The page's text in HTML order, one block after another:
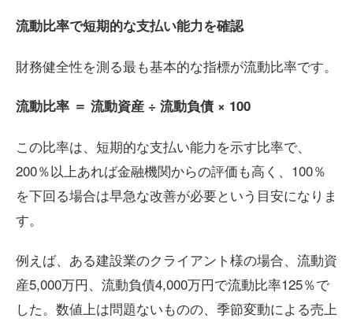
流動比率で短期的な支払い能力を確認
財務健全性を測る最も基本的な指標が流動比率です。
流動比率 ＝ 流動資産 ÷ 流動負債 × 100
この比率は、短期的な支払い能力を示す比率で、
200％以上あれば金融機関からの評価も高く、100％
を下回る場合は早急な改善が必要という目安になりま
す。
例えば、ある建設業のクライアント様の場合、流動資
産5,000万円、流動負債4,000万円で流動比率125％で
した。数値上は問題ないものの、季節変動による売上